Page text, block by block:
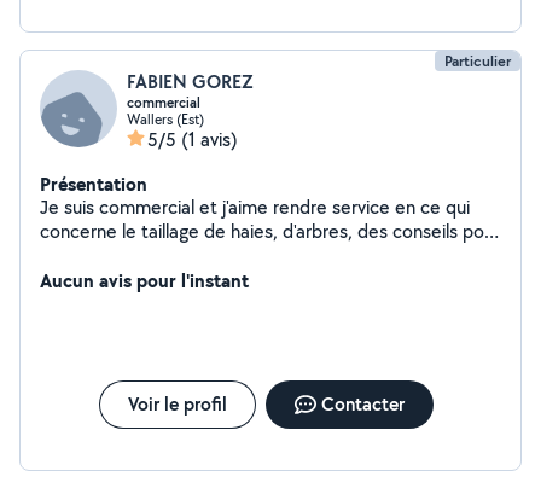
Particulier
FABIEN GOREZ
commercial
Wallers (Est)
5/5 (1 avis)
Présentation
Je suis commercial et j'aime rendre service en ce qui
concerne le taillage de haies, d'arbres, des conseils pour
brouette...)
Aucun avis pour l'instant
Voir le profil Contacter